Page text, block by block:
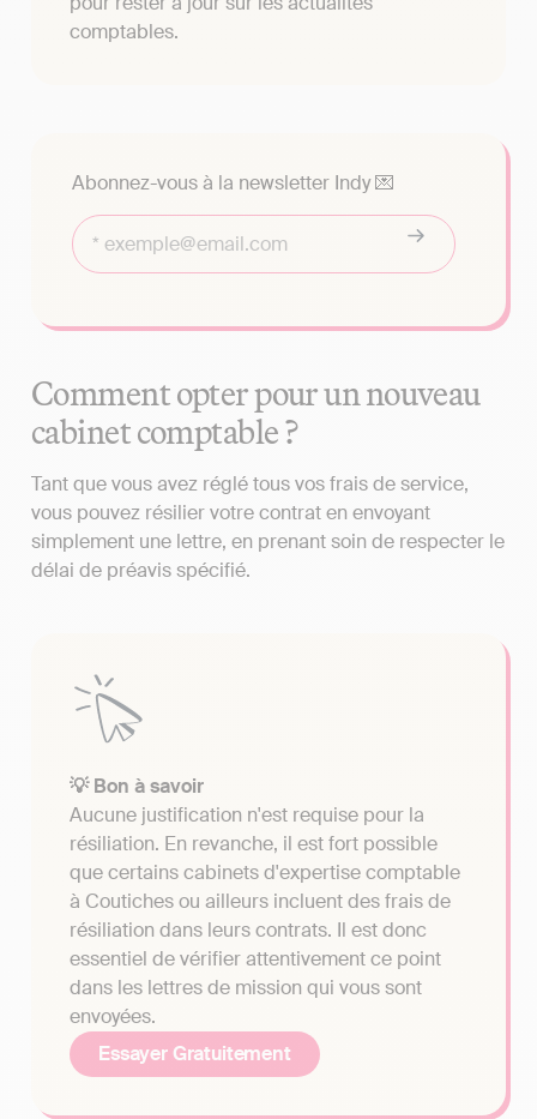
comptables.
Abonnez-vous à la newsletter Indy 💌
Comment opter pour un nouveau
cabinet comptable ?
Tant que vous avez réglé tous vos frais de service,
vous pouvez résilier votre contrat en envoyant
simplement une lettre, en prenant soin de respecter le
délai de préavis spécifié.
💡 Bon à savoir
Aucune justification n'est requise pour la
résiliation. En revanche, il est fort possible
que certains cabinets d'expertise comptable
à Coutiches ou ailleurs incluent des frais de
résiliation dans leurs contrats. Il est donc
essentiel de vérifier attentivement ce point
dans les lettres de mission qui vous sont
envoyées.
Essayer Gratuitement